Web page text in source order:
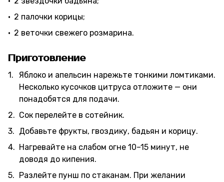
2 палочки корицы;
2 веточки свежего розмарина.
Приготовление
Яблоко и апельсин нарежьте тонкими ломтиками.
Несколько кусочков цитруса отложите — они
понадобятся для подачи.
Сок перелейте в сотейник.
Добавьте фрукты, гвоздику, бадьян и корицу.
Нагревайте на слабом огне 10–15 минут, не
доводя до кипения.
Разлейте пунш по стаканам. При желании